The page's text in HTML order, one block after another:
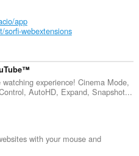
app
webextensions
watching experience! Cinema Mode,
AutoHD, Expand, Snapshot...
with your mouse and